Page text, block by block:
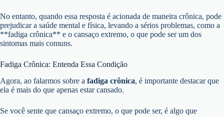
No entanto, quando essa resposta é acionada de maneira crônica, pode
prejudicar a saúde mental e física, levando a sérios problemas, como a
**fadiga crônica** e o cansaço extremo, o que pode ser um dos
sintomas mais comuns.
Fadiga Crônica: Entenda Essa Condição
Agora, ao falarmos sobre a fadiga crônica, é importante destacar que
ela é mais do que apenas estar cansado.
Se você sente que cansaço extremo, o que pode ser, é algo que